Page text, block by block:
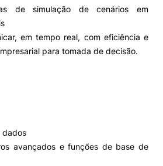
de simulação de cenários em
em tempo real, com eficiência e
para tomada de decisão.
dados
avançados e funções de base de